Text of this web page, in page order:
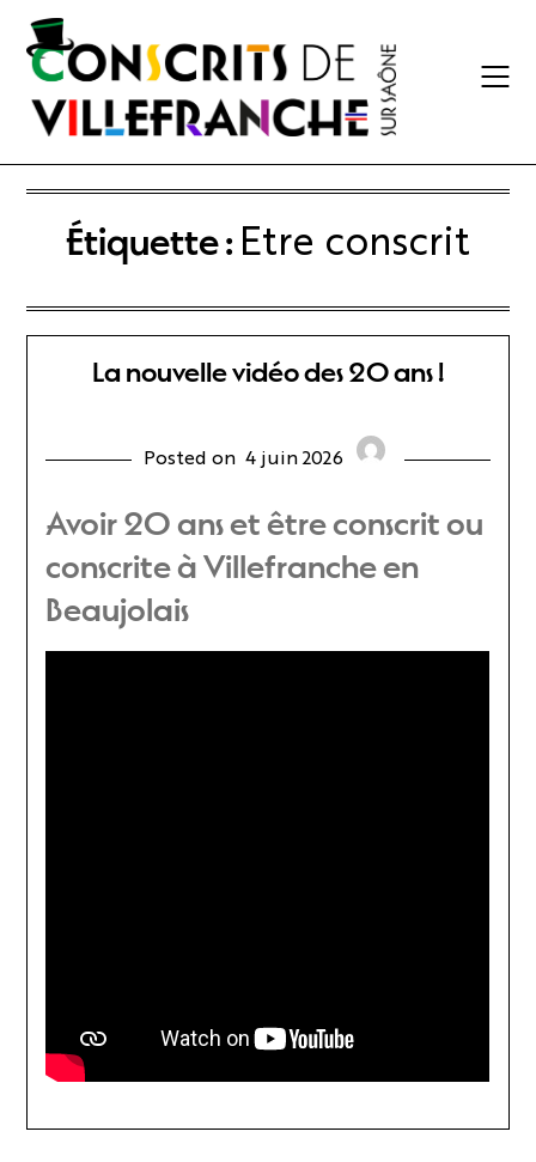
content
Étiquette : Etre conscrit
La nouvelle vidéo des 20 ans !
Posted on 4 juin 2026
Avoir 20 ans et être conscrit ou
conscrite à Villefranche en
Beaujolais